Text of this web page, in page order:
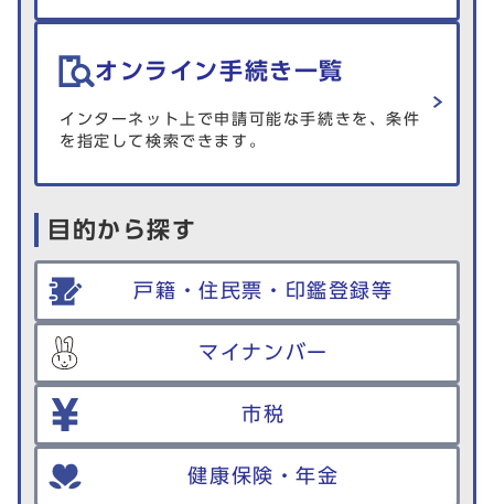
オンライン手続き一覧
インターネット上で申請可能な手続きを、条件
を指定して検索できます。
目的から探す
戸籍・住民票・印鑑登録等
マイナンバー
市税
健康保険・年金